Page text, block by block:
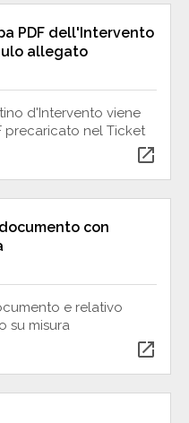
PDF dell'Intervento
allegato
d'Intervento viene
precaricato nel Ticket
open_in_new
con
e relativo
su misura
open_in_new